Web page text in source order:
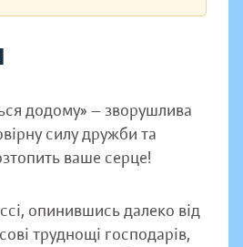
додому» — зворушлива
силу дружби та
ваше серце!
опинившись далеко від
труднощі господарів,